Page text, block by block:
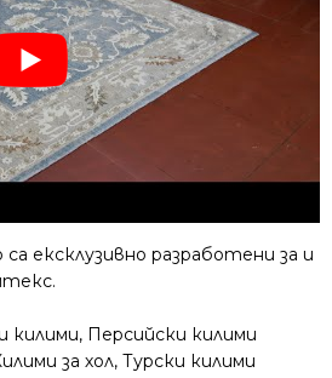
ексклузивно разработени за и
килими, Персийски килими
за хол,Турски килими